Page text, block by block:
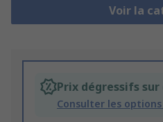
Voir la
Prix dégressifs
Consulter les